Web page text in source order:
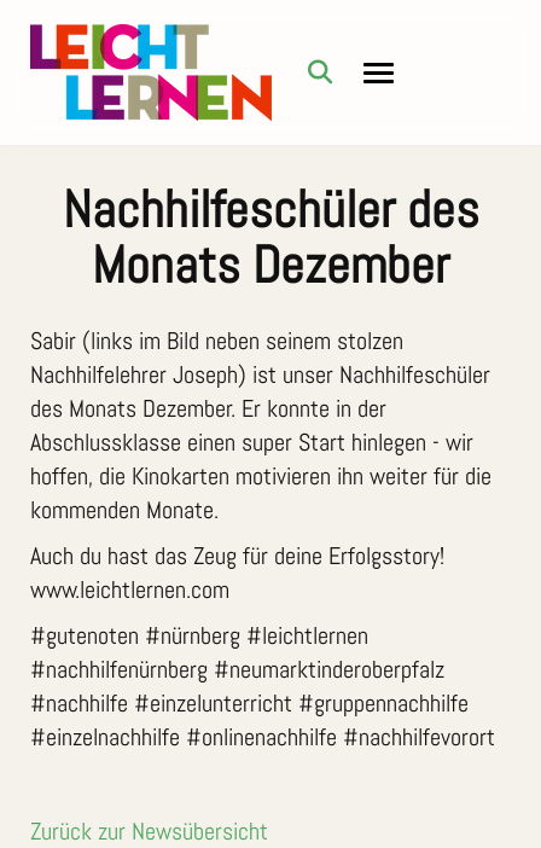
Nachhilfeschüler des
Monats Dezember
Sabir (links im Bild neben seinem stolzen
Nachhilfelehrer Joseph) ist unser Nachhilfeschüler
des Monats Dezember. Er konnte in der
Abschlussklasse einen super Start hinlegen - wir
hoffen, die Kinokarten motivieren ihn weiter für die
kommenden Monate.
Auch du hast das Zeug für deine Erfolgsstory!
www.leichtlernen.com
#gutenoten #nürnberg #leichtlernen
#nachhilfenürnberg #neumarktinderoberpfalz
#nachhilfe #einzelunterricht #gruppennachhilfe
#einzelnachhilfe #onlinenachhilfe #nachhilfevorort
Zurück zur Newsübersicht